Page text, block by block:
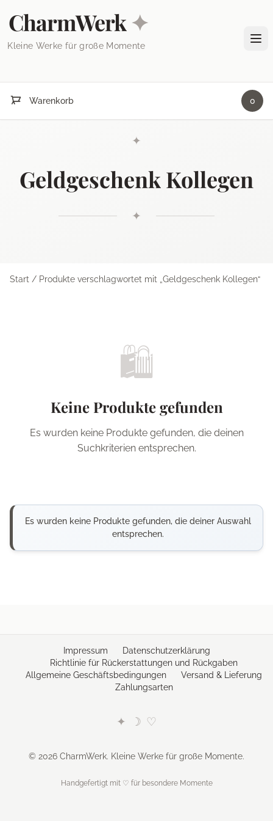
Skip to content
CharmWerk✦
Kleine Werke für große Momente
Warenkorb 0
✦
Geldgeschenk Kollegen
✦
Start / Produkte verschlagwortet mit „Geldgeschenk Kollegen“
🛍️
Keine Produkte gefunden
Es wurden keine Produkte gefunden, die deinen
Suchkriterien entsprechen.
Es wurden keine Produkte gefunden, die deiner Auswahl
entsprechen.
Impressum
Datenschutzerklärung
Richtlinie für Rückerstattungen und Rückgaben
Allgemeine Geschäftsbedingungen
Versand & Lieferung
Zahlungsarten
✦ ☽ ♡
© 2026 CharmWerk. Kleine Werke für große Momente.
Handgefertigt mit ♡ für besondere Momente